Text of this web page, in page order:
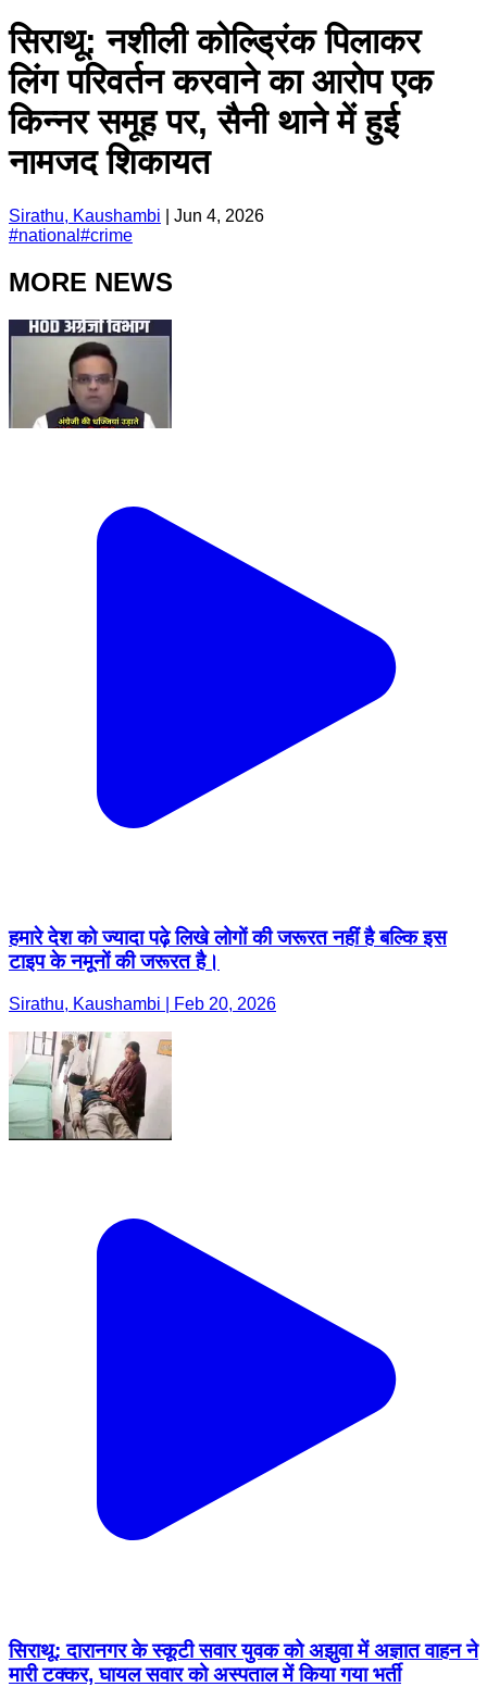
सिराथू: नशीली कोल्ड्रिंक पिलाकर
लिंग परिवर्तन करवाने का आरोप एक
किन्नर समूह पर, सैनी थाने में हुई
नामजद शिकायत
Sirathu, Kaushambi
Jun 4, 2026
#national #crime
MORE NEWS
हमारे देश को ज्यादा पढ़े लिखे लोगों की जरूरत नहीं है बल्कि इस
टाइप के नमूनों की जरूरत है।
Sirathu, Kaushambi | Feb 20, 2026
सिराथू: दारानगर के स्कूटी सवार युवक को अझुवा में अज्ञात वाहन ने
मारी टक्कर, घायल सवार को अस्पताल में किया गया भर्ती